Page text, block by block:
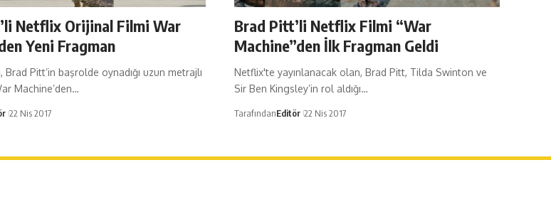
Netflix Orijinal Filmi War
Yeni Fragman
Pitt’in başrolde oynadığı uzun metrajlı
Machine’den…
22 Nis 2017
Brad Pitt’li Netflix Filmi “War
Machine”den İlk Fragman Geldi
Netflix'te yayınlanacak olan, Brad Pitt, Tilda Swinton ve
Sir Ben Kingsley’in rol aldığı…
TarafındanEditör 22 Nis 2017
Paşa Sok. No3/A Kadıköy İstanbul